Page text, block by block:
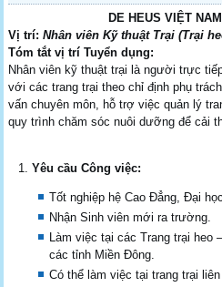
DE HEUS VIỆT
Vị trí: Nhân viên Kỹ thuật Trại (Trại
Tóm tắt vị trí Tuyển dụng:
Nhân viên kỹ thuật trại là người trực
với các trang trại theo chỉ định phụ
vấn chuyên môn, hỗ trợ việc quản lý
quy trình chăm sóc nuôi dưỡng để cải
Yêu cầu Công việc:
Tốt nghiệp hệ Cao Đẳng, Đại
Nhận Sinh viên mới ra trường.
Làm việc tại các Trang trại heo
các tỉnh Miền Đông.
Có thể làm việc tại trang trại